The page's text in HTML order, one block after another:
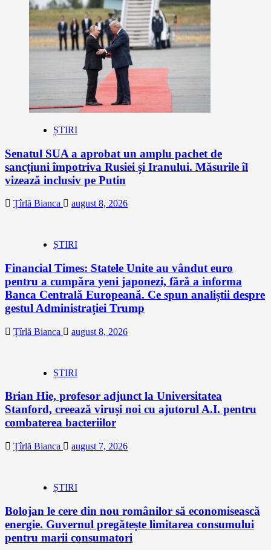
ȘTIRI
Senatul SUA a aprobat un amplu pachet de
sancțiuni împotriva Rusiei și Iranului. Măsurile îl
vizează inclusiv pe Putin
Țîrlă Bianca august 8, 2026
ȘTIRI
Financial Times: Statele Unite au vândut euro
pentru a cumpăra yeni japonezi, fără a informa
Banca Centrală Europeană. Ce spun analiștii despre
gestul Administrației Trump
Țîrlă Bianca august 8, 2026
ȘTIRI
Brian Hie, profesor adjunct la Universitatea
Stanford, creează viruși noi cu ajutorul A.I. pentru
combaterea bacteriilor
Țîrlă Bianca august 7, 2026
ȘTIRI
Bolojan le cere din nou românilor să economisească
energie. Guvernul pregătește limitarea consumului
pentru marii consumatori